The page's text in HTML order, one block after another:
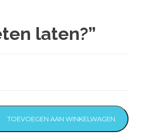
laten?”
TOEVOEGEN AAN WINKELWAGEN